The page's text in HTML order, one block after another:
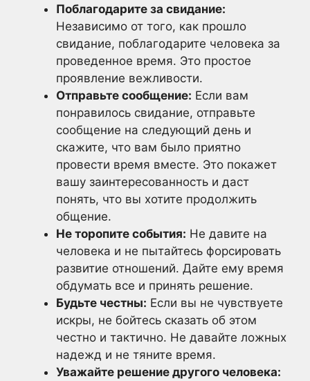
Поблагодарите за свидание:
Независимо от того, как прошло
свидание, поблагодарите человека за
проведенное время. Это простое
проявление вежливости.
Отправьте сообщение: Если вам
понравилось свидание, отправьте
сообщение на следующий день и
скажите, что вам было приятно
провести время вместе. Это покажет
вашу заинтересованность и даст
понять, что вы хотите продолжить
общение.
Не торопите события: Не давите на
человека и не пытайтесь форсировать
развитие отношений. Дайте ему время
обдумать все и принять решение.
Будьте честны: Если вы не чувствуете
искры, не бойтесь сказать об этом
честно и тактично. Не давайте ложных
надежд и не тяните время.
Уважайте решение другого человека: